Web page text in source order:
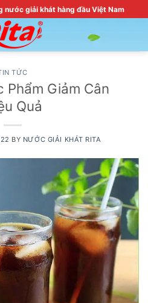
nước giải khát hàng đầu Việt Nam
TỨC
Phẩm Giảm Cân
Quả
BY NƯỚC GIẢI KHÁT RITA